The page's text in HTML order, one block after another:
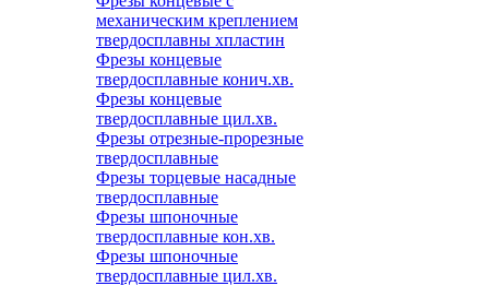
механическим креплением
твердосплавны хпластин
Фрезы концевые
твердосплавные конич.хв.
Фрезы концевые
твердосплавные цил.хв.
Фрезы отрезные-прорезные
твердосплавные
Фрезы торцевые насадные
твердосплавные
Фрезы шпоночные
твердосплавные кон.хв.
Фрезы шпоночные
твердосплавные цил.хв.